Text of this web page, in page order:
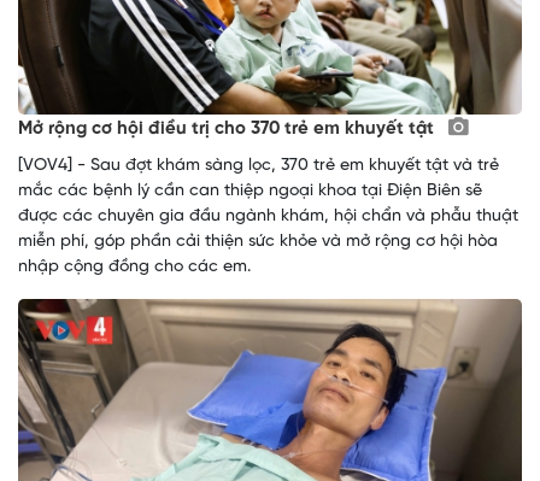
Mở rộng cơ hội điều trị cho 370 trẻ em khuyết tật
[VOV4] - Sau đợt khám sàng lọc, 370 trẻ em khuyết tật và trẻ
mắc các bệnh lý cần can thiệp ngoại khoa tại Điện Biên sẽ
được các chuyên gia đầu ngành khám, hội chẩn và phẫu thuật
miễn phí, góp phần cải thiện sức khỏe và mở rộng cơ hội hòa
nhập cộng đồng cho các em.